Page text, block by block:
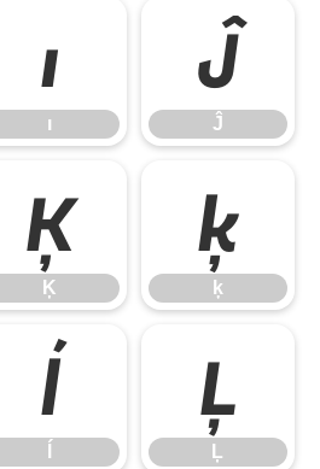
ı
ı
Ĵ
Ĵ
Ķ
Ķ
ķ
ķ
ĺ Ļ
Ļ